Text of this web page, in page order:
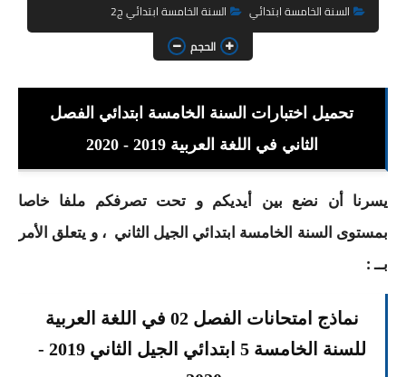
السنة الثالثة ابتدائي
السنة الرابعة ابتدائي
السنة الخامسة ابتدائي
شهادة التعليم الابتدائي
التعليم المتوسط
السنة الثانية متوسط
السنة الثالثة متوسط
السنة الخامسة ابتدائي
السنة الخامسة ابتدائي ج2
الحجم
تحميل اختبارات السنة الخامسة ابتدائي الفصل
الثاني في اللغة العربية 2019 - 2020
يسرنا أن نضع بين أيديكم و تحت تصرفكم ملفا خاصا
بمستوى السنة الخامسة ابتدائي الجيل الثاني ، و يتعلق الأمر
بــ :
نماذج امتحانات الفصل 02 في اللغة العربية
للسنة الخامسة 5 ابتدائي الجيل الثاني 2019 -